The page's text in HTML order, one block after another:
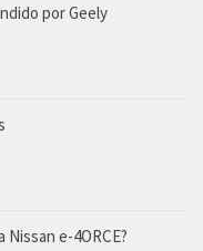
por Geely
e-4ORCE?